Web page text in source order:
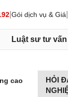
Gói dịch vụ & Giá
Luật sư tư vấn
cao
HỎI